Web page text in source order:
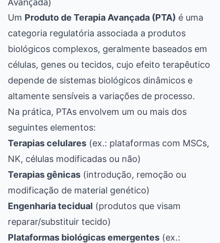
Um Produto de Terapia Avançada (PTA) é uma
categoria regulatória associada a produtos
biológicos complexos, geralmente baseados em
células, genes ou tecidos, cujo efeito terapêutico
depende de sistemas biológicos dinâmicos e
altamente sensíveis a variações de processo.
Na prática, PTAs envolvem um ou mais dos
seguintes elementos:
Terapias celulares (ex.: plataformas com MSCs,
NK, células modificadas ou não)
Terapias gênicas (introdução, remoção ou
modificação de material genético)
Engenharia tecidual (produtos que visam
reparar/substituir tecido)
Plataformas biológicas emergentes (ex.: